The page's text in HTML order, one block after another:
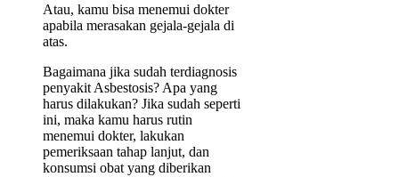
Atau, kamu bisa menemui dokter
apabila merasakan gejala-gejala di
atas.
Bagaimana jika sudah terdiagnosis
penyakit Asbestosis? Apa yang
harus dilakukan? Jika sudah seperti
ini, maka kamu harus rutin
menemui dokter, lakukan
pemeriksaan tahap lanjut, dan
konsumsi obat yang diberikan